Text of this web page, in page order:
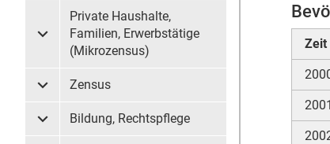
Untermenü Private Haushalte, Familien,
Private Haushalte,
Familien, Erwerbstätige
(Mikrozensus)
Untermenü Zensus
Zensus
Untermenü Bildung, Rechtspflege
Bildung, Rechtspflege
Zeit
2001